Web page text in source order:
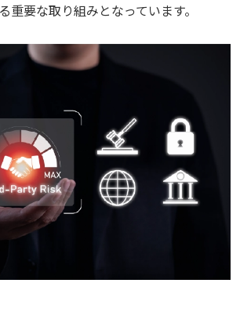
重要な取り組みとなっています。